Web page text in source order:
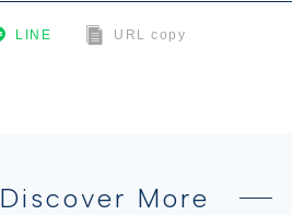
LINE URL copy
Discover More